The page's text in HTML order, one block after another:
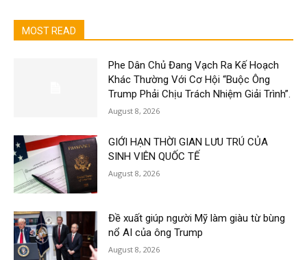
MOST READ
Phe Dân Chủ Đang Vạch Ra Kế Hoạch
Khác Thường Với Cơ Hội “Buộc Ông
Trump Phải Chịu Trách Nhiệm Giải Trình”.
August 8, 2026
GIỚI HẠN THỜI GIAN LƯU TRÚ CỦA
SINH VIÊN QUỐC TẾ
August 8, 2026
Đề xuất giúp người Mỹ làm giàu từ bùng
nổ AI của ông Trump
August 8, 2026